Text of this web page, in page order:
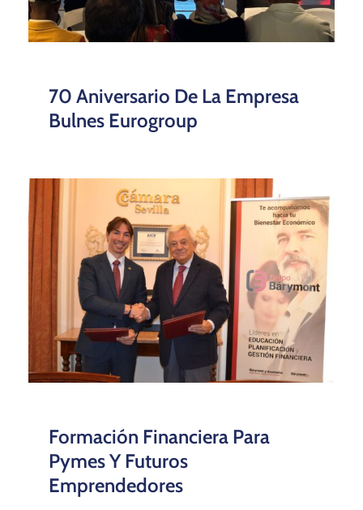
70 Aniversario De La Empresa
Bulnes Eurogroup
Formación Financiera Para
Pymes Y Futuros
Emprendedores